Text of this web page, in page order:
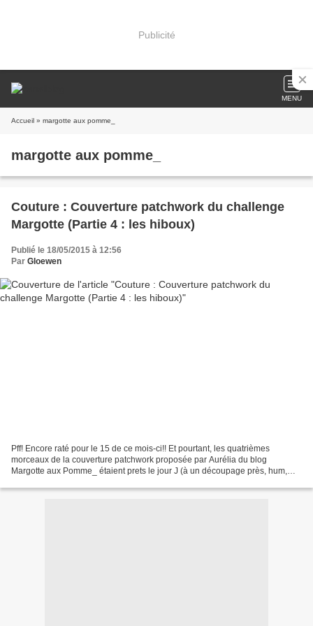
Publicité
MENU
Accueil » margotte aux pomme_
margotte aux pomme_
Couture : Couverture patchwork du challenge
Margotte (Partie 4 : les hiboux)
Publié le 18/05/2015 à 12:56
Par Gloewen
Pff! Encore raté pour le 15 de ce mois-ci!! Et pourtant, les quatrièmes
morceaux de la couverture patchwork proposée par Aurélia du blog
Margotte aux Pomme_ étaient prets le jour J (à un découpage près, hum,